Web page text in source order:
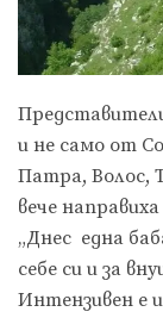
и не само от
Патра, Волос,
вече
„Днес една
себе си и за
Интензивен е